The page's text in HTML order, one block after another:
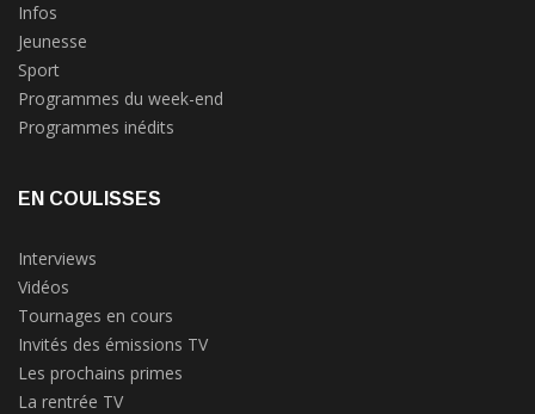
Infos
Jeunesse
Sport
Programmes du week-end
Programmes inédits
EN COULISSES
Interviews
Vidéos
Tournages en cours
Invités des émissions TV
Les prochains primes
La rentrée TV